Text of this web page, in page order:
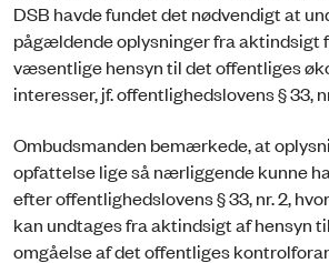
DSB havde fundet det nødvendigt at
pågældende oplysninger fra aktindsigt
væsentlige hensyn til det offentliges
interesser, jf. offentlighedslovens § 33,
Ombudsmanden bemærkede, at
opfattelse lige så nærliggende kunne
efter offentlighedslovens § 33, nr. 2,
kan undtages fra aktindsigt af hensyn
omgåelse af det offentliges